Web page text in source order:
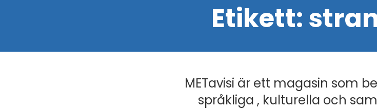
Etikett:
METavisi är ett magasin som
språkliga , kulturella och